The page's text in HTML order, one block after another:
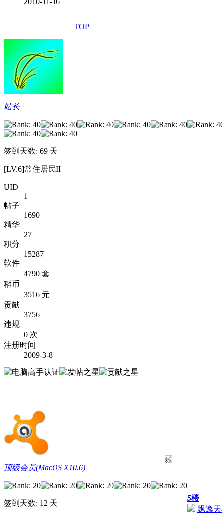
TOP
站长
签到天数: 69 天
[LV.6]常住居民II
UID
1
帖子
1690
精华
27
积分
15287
软件
4790 套
稻币
3516 元
贡献
3756
违规
0 次
注册时间
2009-3-8
顶级会员(MacOS X10.6)
签到天数: 12 天
5楼
飘逸